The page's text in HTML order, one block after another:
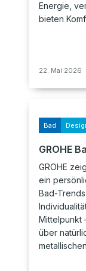
Energie,
bieten
22. Mai 2026
Bad
GROHE
GROHE
ein
Bad-
Mittelpunkt
über